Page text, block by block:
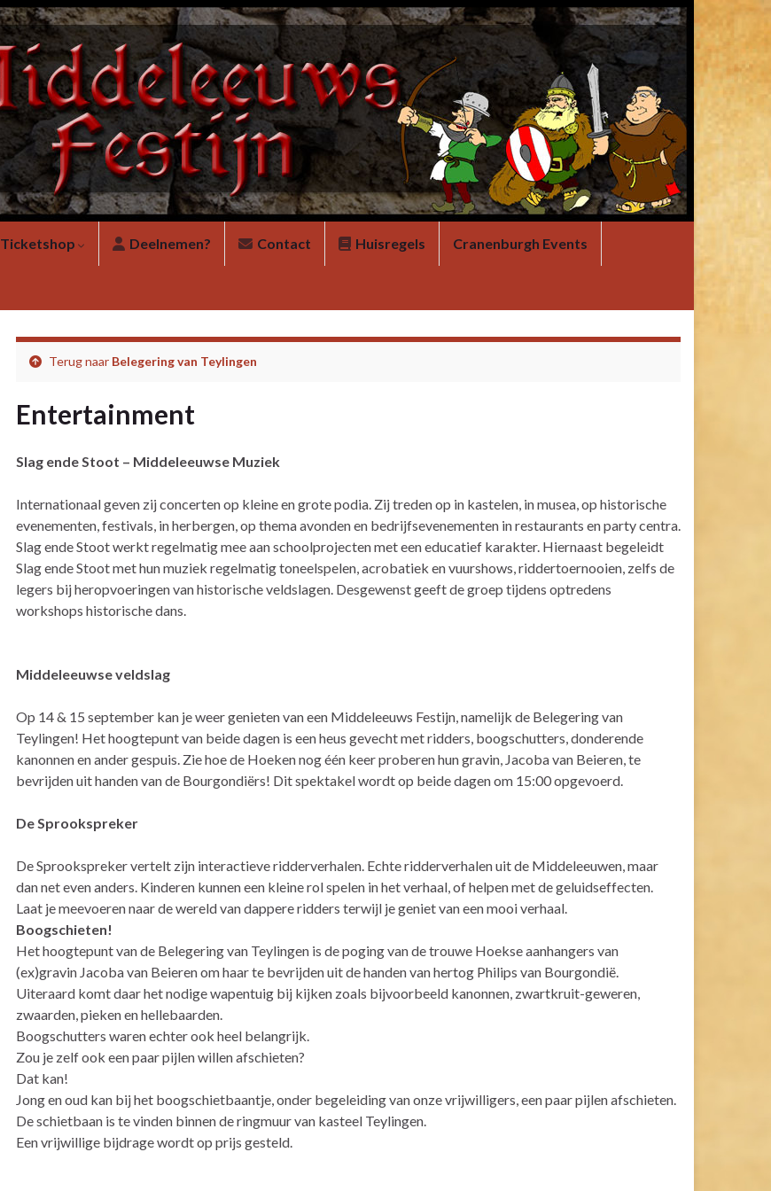
Ticketshop Deelnemen? Contact Huisregels Cranenburgh Events
Terug naar Belegering van Teylingen
Entertainment
Slag ende Stoot – Middeleeuwse Muziek
Internationaal geven zij concerten op kleine en grote podia. Zij treden op in kastelen, in musea, op historische
evenementen, festivals, in herbergen, op thema avonden en bedrijfsevenementen in restaurants en party centra.
Slag ende Stoot werkt regelmatig mee aan schoolprojecten met een educatief karakter. Hiernaast begeleidt
Slag ende Stoot met hun muziek regelmatig toneelspelen, acrobatiek en vuurshows, riddertoernooien, zelfs de
legers bij heropvoeringen van historische veldslagen. Desgewenst geeft de groep tijdens optredens
workshops historische dans.
Middeleeuwse veldslag
Op 14 & 15 september kan je weer genieten van een Middeleeuws Festijn, namelijk de Belegering van
Teylingen! Het hoogtepunt van beide dagen is een heus gevecht met ridders, boogschutters, donderende
kanonnen en ander gespuis. Zie hoe de Hoeken nog één keer proberen hun gravin, Jacoba van Beieren, te
bevrijden uit handen van de Bourgondiërs! Dit spektakel wordt op beide dagen om 15:00 opgevoerd.
De Sprookspreker
De Sprookspreker vertelt zijn interactieve ridderverhalen. Echte ridderverhalen uit de Middeleeuwen, maar
dan net even anders. Kinderen kunnen een kleine rol spelen in het verhaal, of helpen met de geluidseffecten.
Laat je meevoeren naar de wereld van dappere ridders terwijl je geniet van een mooi verhaal.
Boogschieten!
Het hoogtepunt van de Belegering van Teylingen is de poging van de trouwe Hoekse aanhangers van
(ex)gravin Jacoba van Beieren om haar te bevrijden uit de handen van hertog Philips van Bourgondië.
Uiteraard komt daar het nodige wapentuig bij kijken zoals bijvoorbeeld kanonnen, zwartkruit-geweren,
zwaarden, pieken en hellebaarden.
Boogschutters waren echter ook heel belangrijk.
Zou je zelf ook een paar pijlen willen afschieten?
Dat kan!
Jong en oud kan bij het boogschietbaantje, onder begeleiding van onze vrijwilligers, een paar pijlen afschieten.
De schietbaan is te vinden binnen de ringmuur van kasteel Teylingen.
Een vrijwillige bijdrage wordt op prijs gesteld.